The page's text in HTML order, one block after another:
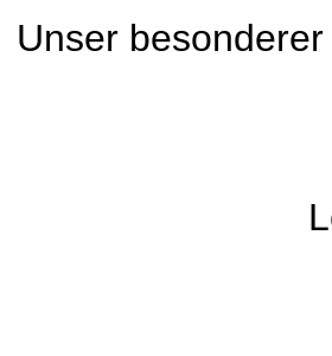
Unser